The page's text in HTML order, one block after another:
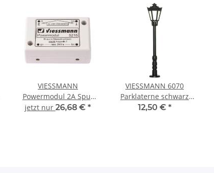
VIESSMANN
Powermodul 2A Spur
Neutral 5215
jetzt nur 26,68 € *
VIESSMANN 6070
Parklaterne schwarz
LED warmweiß Spur H0
12,50 € *